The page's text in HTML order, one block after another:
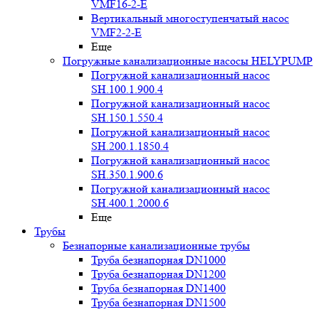
VMF16-2-E
Вертикальный многоступенчатый насос
VMF2-2-E
Еще
Погружные канализационные насосы HELYPUMP
Погружной канализационный насос
SH.100.1.900.4
Погружной канализационный насос
SH.150.1.550.4
Погружной канализационный насос
SH.200.1.1850.4
Погружной канализационный насос
SH.350.1.900.6
Погружной канализационный насос
SH.400.1.2000.6
Еще
Трубы
Безнапорные канализационные трубы
Труба безнапорная DN1000
Труба безнапорная DN1200
Труба безнапорная DN1400
Труба безнапорная DN1500